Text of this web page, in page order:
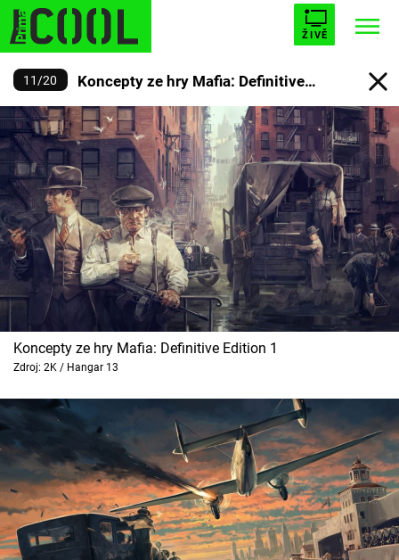
ŽIVĚ
Trendy: STARHOUSE BUFFY, PŘEMOŽITELKA UPÍRŮ
ESCAPE PLNEJ KOTEL AVENGERS 5
Témata
Filmy
Seriály
Hry
Cool Esport
Pořady
TV Program
Sledujte prima+
11 /20
Koncepty ze hry Mafia: Definitive
Edition
Koncepty ze hry Mafia: Definitive Edition 1
Zdroj: 2K / Hangar 13